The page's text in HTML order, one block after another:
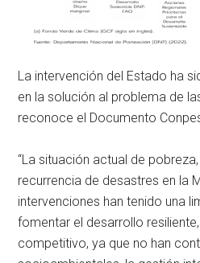
La intervención del Estado ha
en la solución al problema de
reconoce el Documento
“La situación actual de
recurrencia de desastres en la
intervenciones han tenido una
fomentar el desarrollo
competitivo, ya que no han